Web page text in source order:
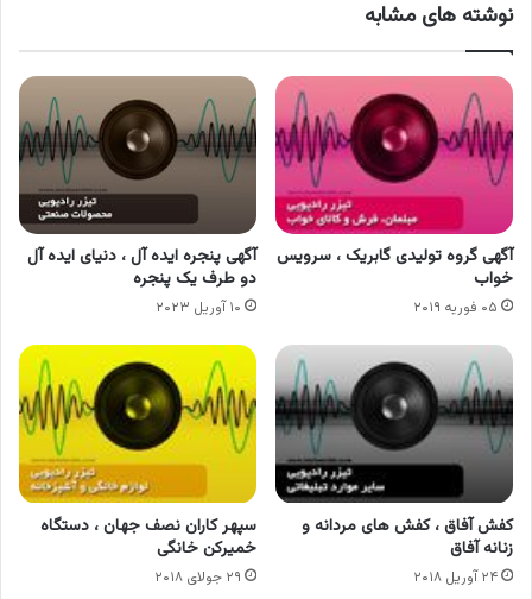
نوشته های مشابه
آگهی گروه تولیدی گابریک ، سرویس
خواب
۰۵ فوریه ۲۰۱۹
آگهی پنجره ایده آل ، دنیای ایده آل
دو طرف یک پنجره
۱۰ آوریل ۲۰۲۳
کفش آفاق ، کفش های مردانه و
زنانه آفاق
۲۴ آوریل ۲۰۱۸
سپهر کاران نصف جهان ، دستگاه
خمیرکن خانگی
۲۹ جولای ۲۰۱۸